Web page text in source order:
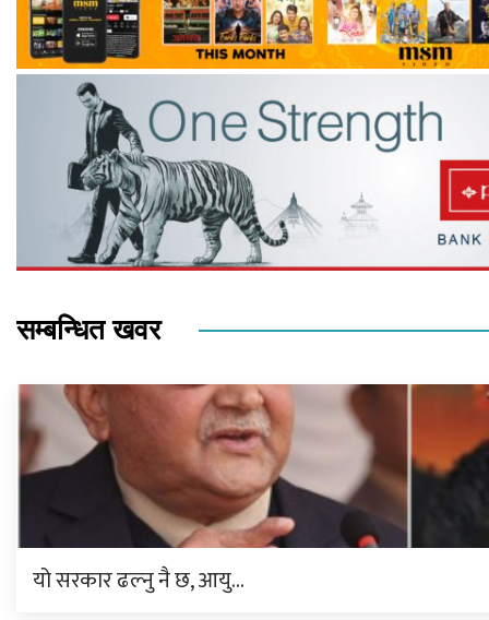
सम्बन्धित खवर
यो सरकार ढल्नु नै छ, आयु…